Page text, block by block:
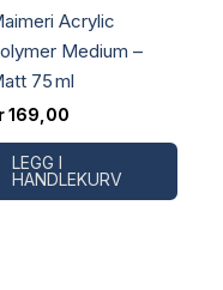
Acrylic
Medium –
75 ml
169,00
LEGG I
HANDLEKURV